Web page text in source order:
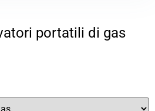
portatili di gas